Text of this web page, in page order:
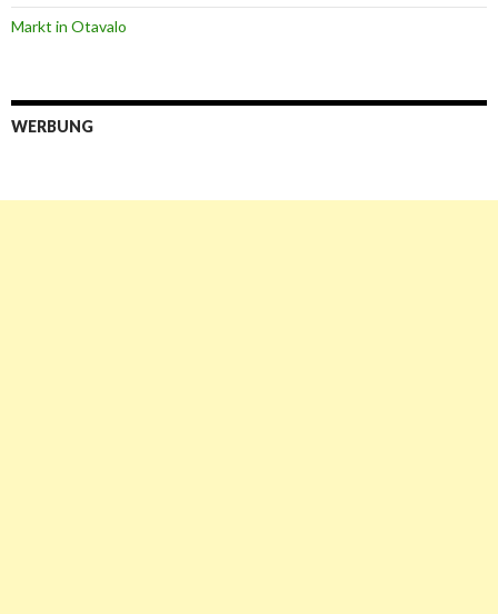
Markt in Otavalo
WERBUNG